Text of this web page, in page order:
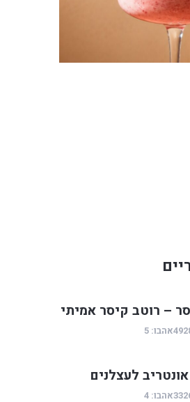
– רוטב קיסר אמיתי
אהבו: 5
לעצלנים
אהבו: 4